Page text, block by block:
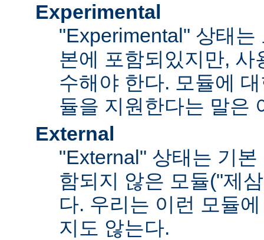
Experimental
"Experimental" 상태는
본에 포함되있지만, 사
수해야 한다. 모듈에
듈을 지원한다는 말은
External
"External" 상태는 기
함되지 않은 모듈("제
다. 우리는 이런 모듈
지도 않는다.